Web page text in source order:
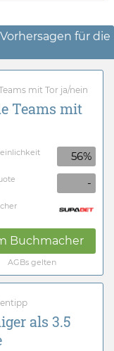
für die
mit Tor ja/nein
Teams mit
56%
-
Buchmacher
AGBs gelten
als 3.5